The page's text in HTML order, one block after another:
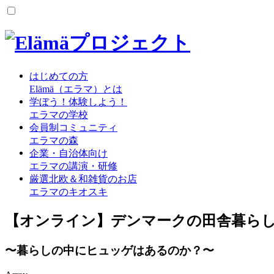
はじめての方
Elämä（エラマ）とは
学ぼう！体験しよう！
エラマの学校
会員制コミュニティ
エラマの森
企業・自治体向け
エラマの講演・研修
厳選北欧＆和雑貨のお店
エラマのキオスキ
【オンライン】デンマークの田舎暮ら
〜暮らしの中にヒュッゲはあるのか？〜